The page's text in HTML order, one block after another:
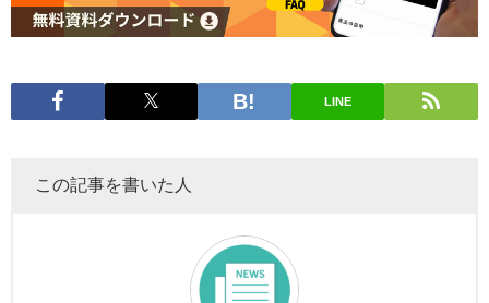
LINE
この記事を書いた人